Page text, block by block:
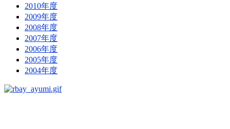
2010年度
2009年度
2008年度
2007年度
2006年度
2005年度
2004年度